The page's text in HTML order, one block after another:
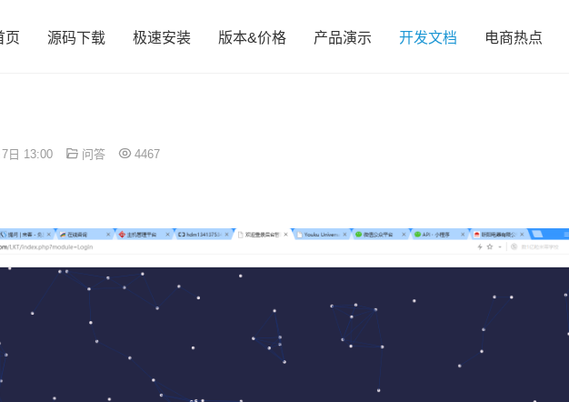
页 源码下载 极速安装 版本&价格 产品演示 开发文档 电商热点
日 13:00 问答 4467